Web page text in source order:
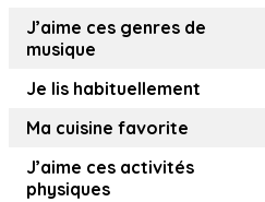
J’aime ces genres de
musique
Je lis habituellement
Ma cuisine favorite
J’aime ces activités
physiques